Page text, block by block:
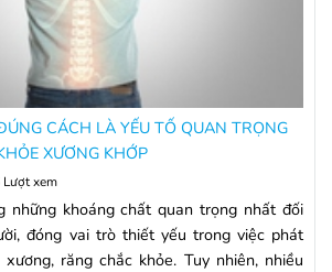
CÁCH LÀ YẾU TỐ QUAN TRỌNG
XƯƠNG KHỚP
xem
những khoáng chất quan trọng nhất đối
đóng vai trò thiết yếu trong việc phát
răng chắc khỏe. Tuy nhiên, nhiều